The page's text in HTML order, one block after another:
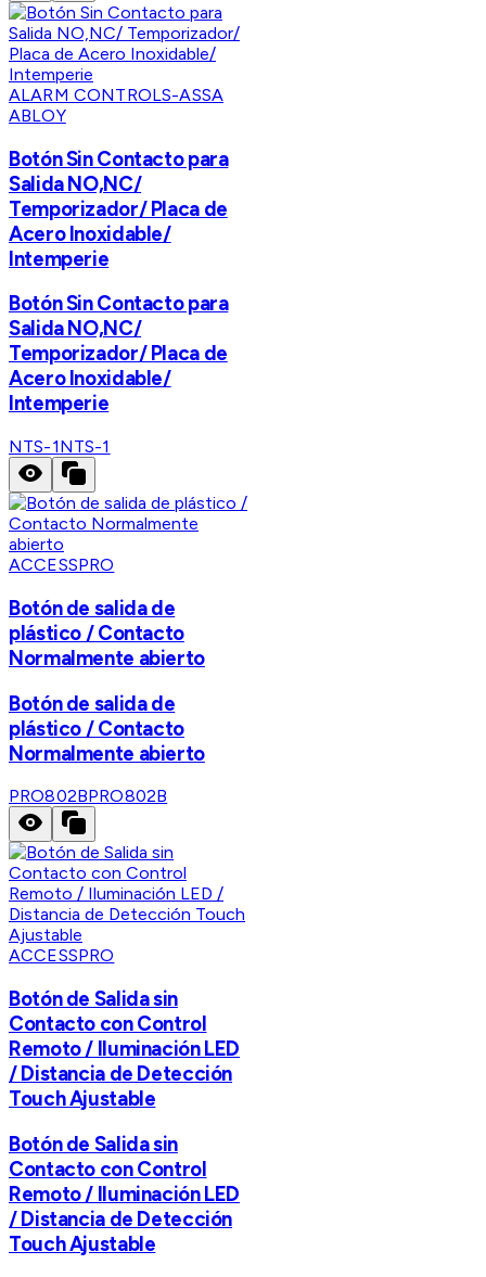
ALARM CONTROLS-ASSA
ABLOY
Botón Sin Contacto para
Salida NO,NC/
Temporizador/ Placa de
Acero Inoxidable/
Intemperie
Botón Sin Contacto para
Salida NO,NC/
Temporizador/ Placa de
Acero Inoxidable/
Intemperie
NTS-1NTS-1
ACCESSPRO
Botón de salida de
plástico / Contacto
Normalmente abierto
Botón de salida de
plástico / Contacto
Normalmente abierto
PRO802BPRO802B
ACCESSPRO
Botón de Salida sin
Contacto con Control
Remoto / Iluminación LED
/ Distancia de Detección
Touch Ajustable
Botón de Salida sin
Contacto con Control
Remoto / Iluminación LED
/ Distancia de Detección
Touch Ajustable